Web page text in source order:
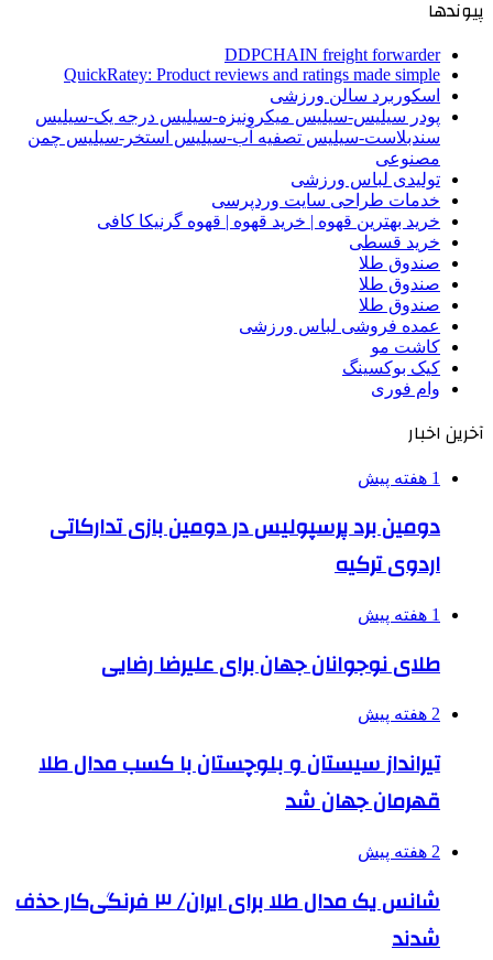
پیوندها
DDPCHAIN freight forwarder
QuickRatey: Product reviews and ratings made simple
اسکوربرد سالن ورزشی
پودر سیلیس-سیلیس میکرونیزه-سیلیس درجه یک-سیلیس
سندبلاست-سیلیس تصفیه آب-سیلیس استخر-سیلیس چمن
مصنوعی
تولیدی لباس ورزشی
خدمات طراحی سایت وردپرسی
خرید بهترین قهوه | خرید قهوه | قهوه گرنیکا کافی
خرید قسطی
صندوق طلا
صندوق طلا
صندوق طلا
عمده فروشی لباس ورزشی
کاشت مو
کیک بوکسینگ
وام فوری
آخرین اخبار
1 هفته پیش
دومین برد پرسپولیس در دومین بازی تدارکاتی
اردوی ترکیه
1 هفته پیش
طلای نوجوانان جهان برای علیرضا رضایی
2 هفته پیش
تیرانداز سیستان و بلوچستان با کسب مدال طلا
قهرمان جهان شد
2 هفته پیش
شانس یک مدال طلا برای ایران/ ۳ فرنگی‌کار حذف
شدند